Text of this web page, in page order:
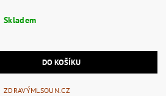
Skladem
ZDRAVÝMLSOUN.CZ